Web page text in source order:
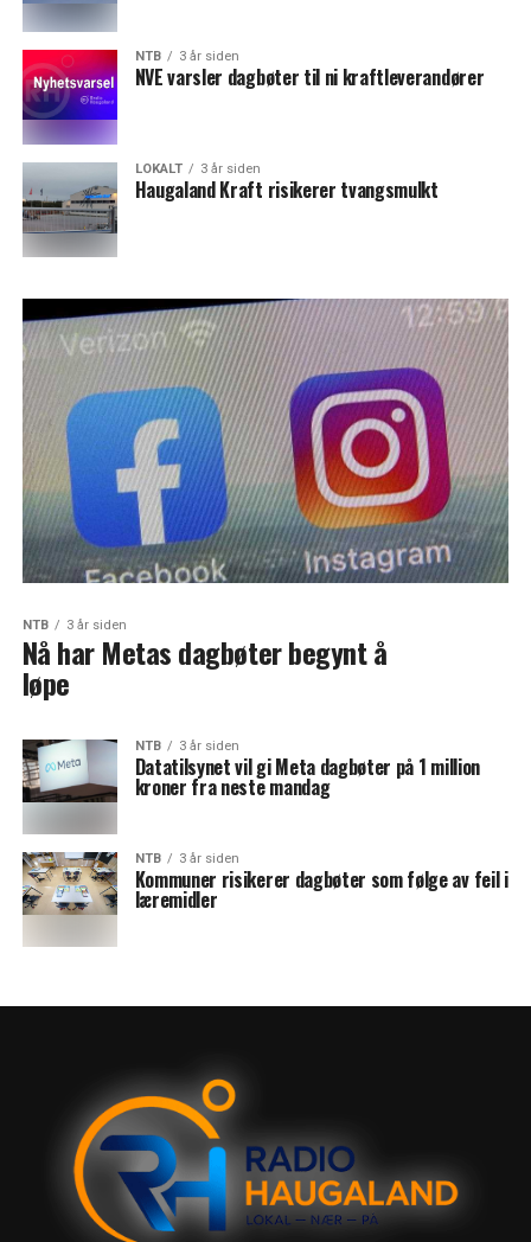
NTB 3 år siden
NVE varsler dagbøter til ni kraftleverandører
LOKALT 3 år siden
Haugaland Kraft risikerer tvangsmulkt
NTB 3 år siden
Nå har Metas dagbøter begynt å
løpe
NTB 3 år siden
Datatilsynet vil gi Meta dagbøter på 1 million
kroner fra neste mandag
NTB 3 år siden
Kommuner risikerer dagbøter som følge av feil i
læremidler